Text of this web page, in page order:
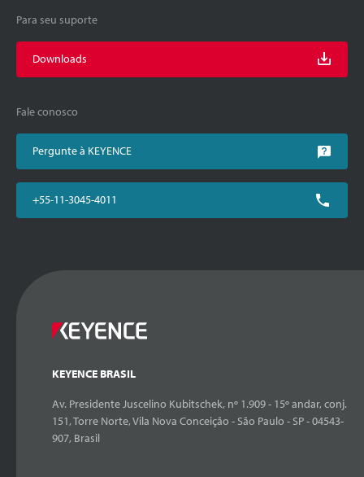
Para seu suporte
Downloads
Fale conosco
Pergunte à KEYENCE
+55-11-3045-4011
KEYENCE BRASIL
Av. Presidente Juscelino Kubitschek, nº 1.909 - 15º andar, conj.
151, Torre Norte, Vila Nova Conceição - São Paulo - SP - 04543-
907, Brasil